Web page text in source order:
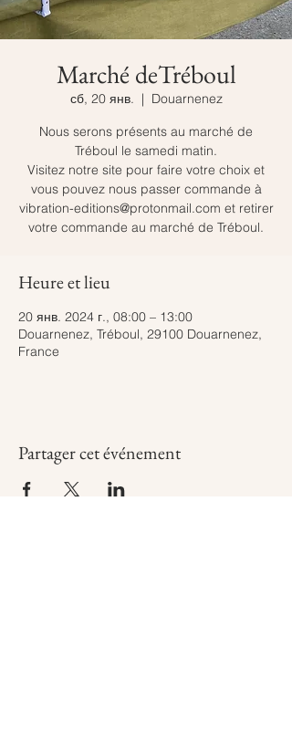
Marché deTréboul
сб, 20 янв.
  |
Douarnenez
Nous serons présents au marché de
Tréboul le samedi matin.
Visitez notre site pour faire votre choix et
vous pouvez nous passer commande à
vibration-editions@protonmail.com et retirer
votre commande au marché de Tréboul.
Heure et lieu
20 янв. 2024 г., 08:00 – 13:00
Douarnenez, Tréboul, 29100 Douarnenez,
France
Partager cet événement